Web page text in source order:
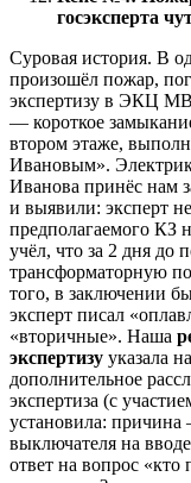
госэксперта
Суровая история. В
произошёл пожар,
экспертизу в ЭКЦ
— короткое
втором этаже,
Ивановым».
Иванова принёс нам
и выявили: эксперт
предполагаемого КЗ
учёл, что за 2 дня до
трансформаторную
того, в заключении
эксперт писал
«вторичные». Наша
экспертизу указала
дополнительное
экспертиза (с
установила: причина
выключателя на
ответ на вопрос